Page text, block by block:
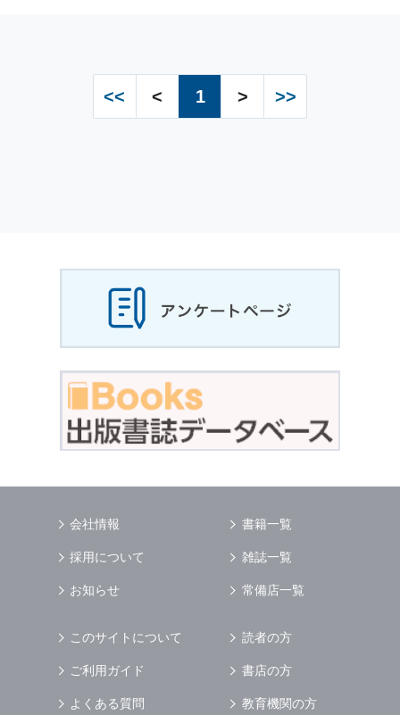
<< < 1 > >>
会社情報
採用について
お知らせ
書籍一覧
雑誌一覧
常備店一覧
このサイトについて
ご利用ガイド
よくある質問
読者の方
書店の方
教育機関の方